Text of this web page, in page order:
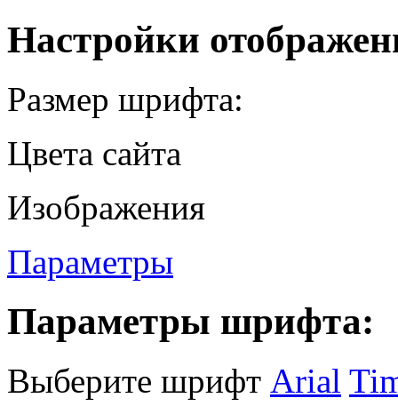
Настройки
Размер шрифта:
Цвета сайта
Изображения
Параметры
Параметры шрифта:
Выберите шрифт Arial